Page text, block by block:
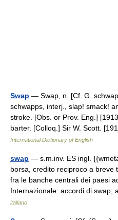
Swap — Swap, n. [Cf. G.
schwapps, interj., slap! smack!
stroke. [Obs. or Prov. Eng.]
barter. [Colloq.] Sir W. Scott.
International Dictionary of English
swap — s.m.inv. ES ingl.
borsa, credito reciproco a breve
fra le banche centrali dei paesi
Internazionale: accordi di
italiano